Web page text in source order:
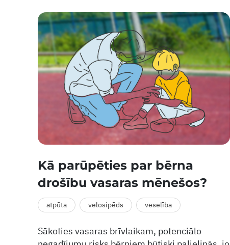
Kā parūpēties par bērna
drošību vasaras mēnešos?
atpūta velosipēds veselība
Sākoties vasaras brīvlaikam, potenciālo